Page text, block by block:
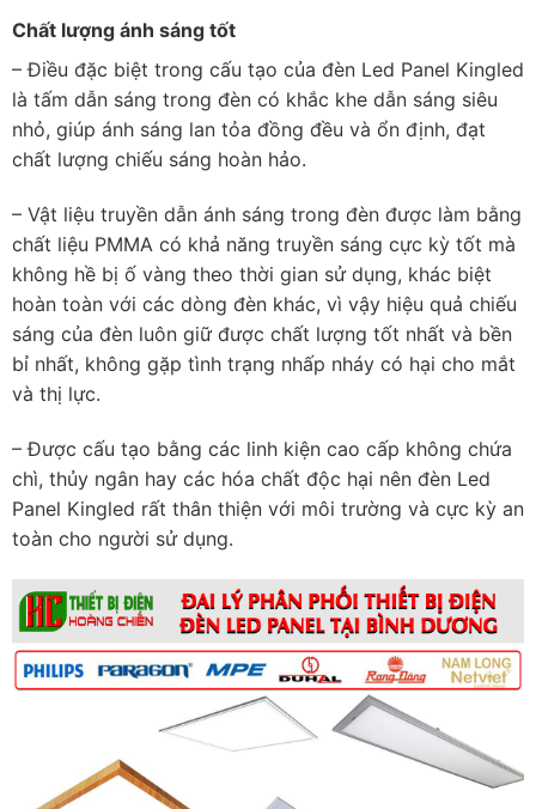
Chất lượng ánh sáng tốt
– Điều đặc biệt trong cấu tạo của đèn Led Panel Kingled
là tấm dẫn sáng trong đèn có khắc khe dẫn sáng siêu
nhỏ, giúp ánh sáng lan tỏa đồng đều và ổn định, đạt
chất lượng chiếu sáng hoàn hảo.
– Vật liệu truyền dẫn ánh sáng trong đèn được làm bằng
chất liệu PMMA có khả năng truyền sáng cực kỳ tốt mà
không hề bị ố vàng theo thời gian sử dụng, khác biệt
hoàn toàn với các dòng đèn khác, vì vậy hiệu quả chiếu
sáng của đèn luôn giữ được chất lượng tốt nhất và bền
bỉ nhất, không gặp tình trạng nhấp nháy có hại cho mắt
và thị lực.
– Được cấu tạo bằng các linh kiện cao cấp không chứa
chì, thủy ngân hay các hóa chất độc hại nên đèn Led
Panel Kingled rất thân thiện với môi trường và cực kỳ an
toàn cho người sử dụng.